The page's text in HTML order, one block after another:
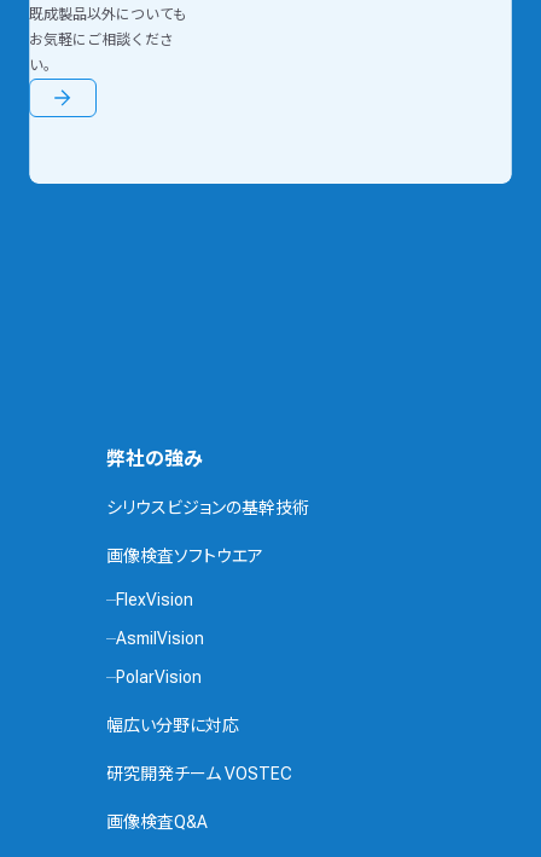
既成製品以外についても
お気軽にご相談くださ
い。
弊社の強み
シリウスビジョンの基幹技術
画像検査ソフトウエア
FlexVision
AsmilVision
PolarVision
幅広い分野に対応
研究開発チーム VOSTEC
画像検査Q&A